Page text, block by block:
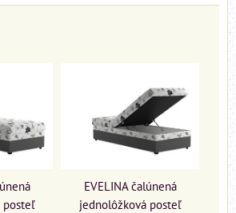
posteľ
EVELINA čalúnená
jednolôžková posteľ